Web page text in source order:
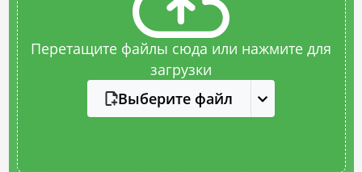
Перетащите файлы сюда или нажмите для
загрузки
Выберите файл